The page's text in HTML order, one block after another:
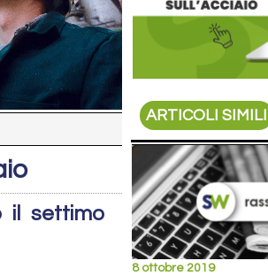
il settimo
ARTICOLI SIMILI
8 ottobre 2019